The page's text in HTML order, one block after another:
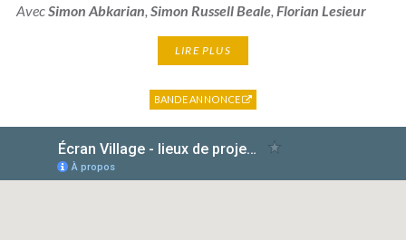
Avec Simon Abkarian Simon Russell Beale, Florian Lesieur
LIRE PLUS
BANDE ANNONCE